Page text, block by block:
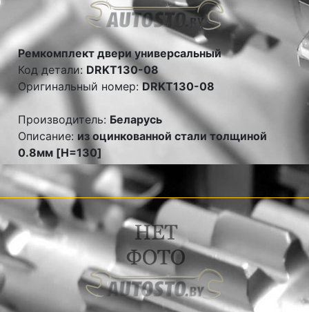
Ремкомплект двери универсальный
Код детали: DRKT130-08
Оригинальный номер:DRKT130-08
Производитель: Беларусь
Описание: из оцинкованной стали толщиной
0.8мм [H=130]